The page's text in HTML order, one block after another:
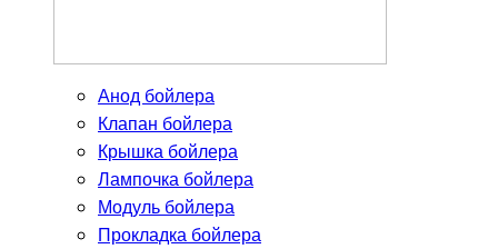
Анод бойлера
Клапан бойлера
Крышка бойлера
Лампочка бойлера
Модуль бойлера
Прокладка бойлера